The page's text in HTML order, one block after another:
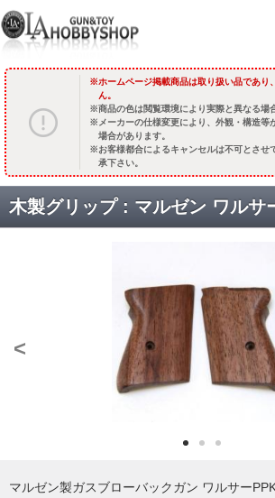
ホームページ掲載商品は取り扱い品であり
ん。
商品の色は閲覧環境により実際と異なる場
メーカーの仕様変更により、外観・構造等
場合があります。
お客様都合によるキャンセルは不可とさせ
承下さい。
<
マルゼン製ガスブローバックガン ワルサー